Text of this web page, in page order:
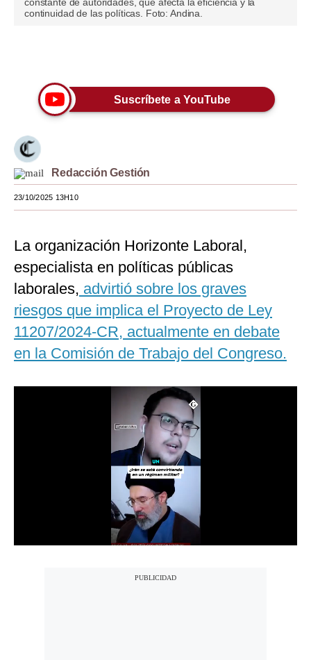
Estilos
Mundo
EEUU
México
España
Tecnología
Mix
G de Gestión
Notas Contratadas
continuidad de las políticas. Foto: Andina.
Suscríbete a YouTube
Redacción Gestión
23/10/2025 13H10
La organización Horizonte Laboral,
especialista en políticas públicas
laborales, advirtió sobre los graves
riesgos que implica el Proyecto de Ley
11207/2024-CR, actualmente en debate
en la Comisión de Trabajo del Congreso.